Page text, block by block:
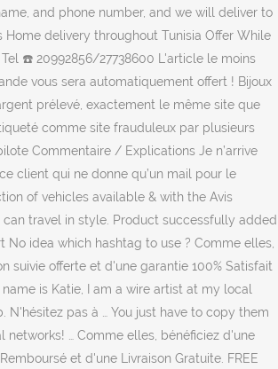
and phone number, and we will deliver to
Home delivery throughout Tunisia Offer While
☎️ 20992856/27738600 L'article le moins
vous sera automatiquement offert ! Bijoux
prélevé, exactement le même site que
comme site frauduleux par plusieurs
Commentaire / Explications Je n’arrive
client qui ne donne qu’un mail pour le
of vehicles available & with the Avis
can travel in style. Product successfully added
No idea which hashtag to use ? Comme elles,
suivie offerte et d'une garantie 100% Satisfait
is Katie, I am a wire artist at my local
N'hésitez pas à … You just have to copy them
networks! … Comme elles, bénéficiez d'une
et d'une Livraison Gratuite. FREE